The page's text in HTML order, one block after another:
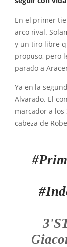
En el primer
arco rival.
y un tiro libre
propuso, pero
parado a
Ya en la
Alvarado. El
marcador a
cabeza de